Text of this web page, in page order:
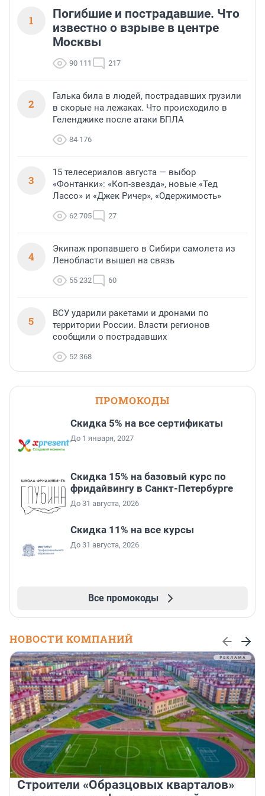
1
Погибшие и пострадавшие. Что
известно о взрыве в центре
Москвы
90 111 217
2
Галька била в людей, пострадавших грузили
в скорые на лежаках. Что происходило в
Геленджике после атаки БПЛА
84 176
3
15 телесериалов августа — выбор
«Фонтанки»: «Коп-звезда», новые «Тед
Лассо» и «Джек Ричер», «Одержимость»
62 705 27
4
Экипаж пропавшего в Сибири самолета из
Ленобласти вышел на связь
55 232 60
5
ВСУ ударили ракетами и дронами по
территории России. Власти регионов
сообщили о пострадавших
52 368
ПРОМОКОДЫ
Скидка 5% на все сертификаты
До 1 января, 2027
Скидка 15% на базовый курс по
фридайвингу в Санкт-Петербурге
До 31 августа, 2026
Скидка 11% на все курсы
До 31 августа, 2026
Все промокоды
НОВОСТИ КОМПАНИЙ
Строители «Образцовых кварталов»